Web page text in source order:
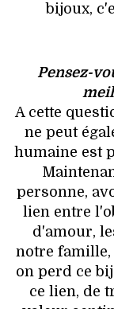
bijoux,
Pensez-
A cette
ne peut
humaine est
personne,
lien entre
d'amour,
notre famille,
on perd ce
ce lien, de